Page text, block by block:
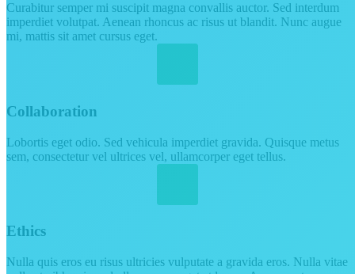
Curabitur semper mi suscipit magna convallis auctor. Sed interdum
imperdiet volutpat. Aenean rhoncus ac risus ut blandit. Nunc augue
mi, mattis sit amet cursus eget.
Collaboration
Lobortis eget odio. Sed vehicula imperdiet gravida. Quisque metus
sem, consectetur vel ultrices vel, ullamcorper eget tellus.
Ethics
Nulla quis eros eu risus ultricies vulputate a gravida eros. Nulla vitae